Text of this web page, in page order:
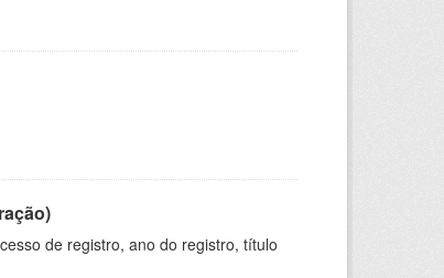
de registro, ano do registro, título